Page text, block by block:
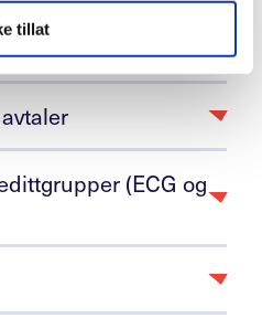
tillat
om offentlig støtte
(ECG og